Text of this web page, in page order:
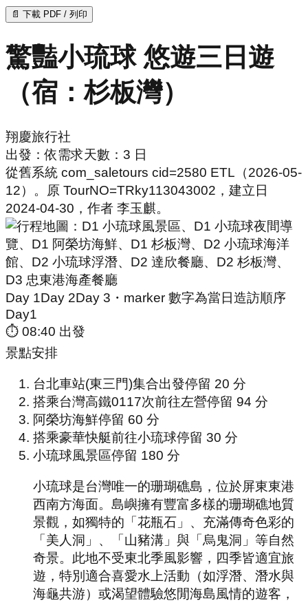
📄 下載 PDF / 列印
驚豔小琉球 悠遊三日遊
（宿：杉板灣）
翔慶旅行社
出發：依需求天數： 3 日
從舊系統 com_saletours cid=2580 ETL（2026-05-
12）。原 TourNO=TRky113043002，建立日
2024-04-30，作者 李玉麒。
Day 1Day 2Day 3 ・marker 數字為當日造訪順序
Day1
⏱ 08:40 出發
景點安排
台北車站(東三門)集合出發停留 20 分
搭乘台灣高鐵0117次前往左營停留 94 分
阿榮坊海鮮停留 60 分
搭乘豪華快艇前往小琉球停留 30 分
小琉球風景區停留 180 分
小琉球是台灣唯一的珊瑚礁島，位於屏東東港
西南方海面。島嶼擁有豐富多樣的珊瑚礁地質
景觀，如獨特的「花瓶石」、充滿傳奇色彩的
「美人洞」、「山豬溝」與「烏鬼洞」等自然
奇景。此地不受東北季風影響，四季皆適宜旅
遊，特別適合喜愛水上活動（如浮潛、潛水與
海龜共游）或渴望體驗悠閒海島風情的遊客，